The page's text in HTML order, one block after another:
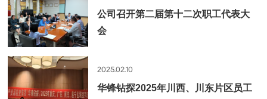
公司召开第二届第十二次职工代表大
会
2025.02.10
华锋钻探2025年川西、川东片区员工